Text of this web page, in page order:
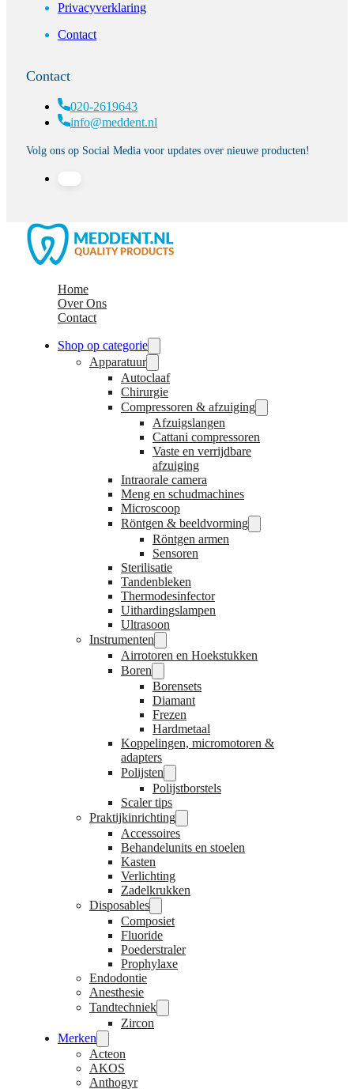
Privacyverklaring
Contact
Contact
020-2619643
info@meddent.nl
Volg ons op Social Media voor updates over nieuwe producten!
Home
Over Ons
Contact
Shop op categorie
Apparatuur
Autoclaaf
Chirurgie
Compressoren & afzuiging
Afzuigslangen
Cattani compressoren
Vaste en verrijdbare
afzuiging
Intraorale camera
Meng en schudmachines
Microscoop
Röntgen & beeldvorming
Röntgen armen
Sensoren
Sterilisatie
Tandenbleken
Thermodesinfector
Uithardingslampen
Ultrasoon
Instrumenten
Airrotoren en Hoekstukken
Boren
Borensets
Diamant
Frezen
Hardmetaal
Koppelingen, micromotoren &
adapters
Polijsten
Polijstborstels
Scaler tips
Praktijkinrichting
Accessoires
Behandelunits en stoelen
Kasten
Verlichting
Zadelkrukken
Disposables
Composiet
Fluoride
Poederstraler
Prophylaxe
Endodontie
Anesthesie
Tandtechniek
Zircon
Merken
Acteon
AKOS
Anthogyr